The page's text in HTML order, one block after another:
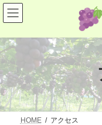
コ
ン
テ
ン
ツ
へ
キ
ッ
プ
ナ
ビ
ゲ
ー
シ
ョ
に
移
動
HOME アクセス